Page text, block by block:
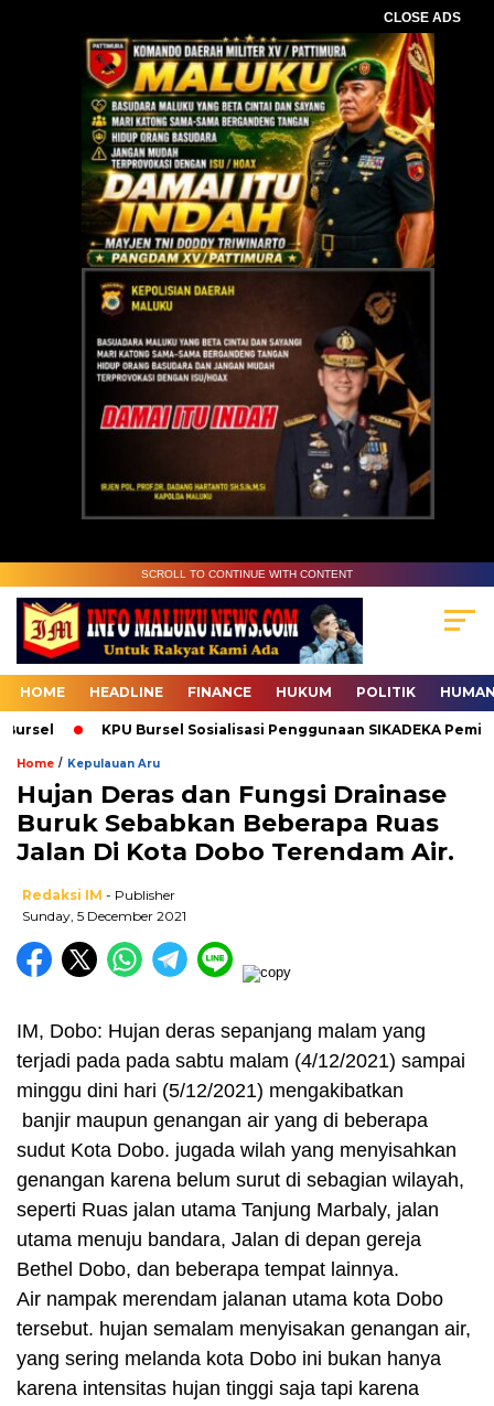
CLOSE ADS
SCROLL TO CONTINUE WITH CONTENT
HOME HEADLINE FINANCE HUKUM POLITIK
KPU Bursel Sosialisasi Penggunaan SIKADEKA Pemilu
Home / Kepulauan Aru
Hujan Deras dan Fungsi Drainase
Buruk Sebabkan Beberapa Ruas
Jalan Di Kota Dobo Terendam Air.
Redaksi IM - Publisher
Sunday, 5 December 2021
IM, Dobo: Hujan deras sepanjang malam yang
terjadi pada pada sabtu malam (4/12/2021) sampai
minggu dini hari (5/12/2021) mengakibatkan
banjir maupun genangan air yang di beberapa
sudut Kota Dobo. jugada wilah yang menyisahkan
genangan karena belum surut di sebagian wilayah,
seperti Ruas jalan utama Tanjung Marbaly, jalan
utama menuju bandara, Jalan di depan gereja
Bethel Dobo, dan beberapa tempat lainnya.
Air nampak merendam jalanan utama kota Dobo
tersebut. hujan semalam menyisakan genangan air,
yang sering melanda kota Dobo ini bukan hanya
karena intensitas hujan tinggi saja tapi karena